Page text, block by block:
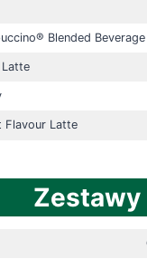
Blended Beverage
Latte
Flavour Latte
Zestawy